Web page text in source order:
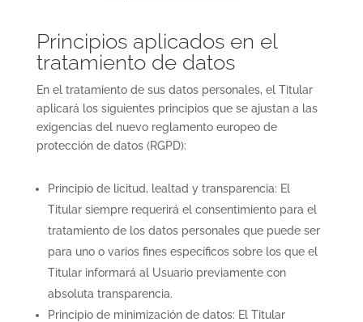
Principios aplicados en el
tratamiento de datos
En el tratamiento de sus datos personales, el Titular
aplicará los siguientes principios que se ajustan a las
exigencias del nuevo reglamento europeo de
protección de datos (RGPD):
Principio de licitud, lealtad y transparencia: El
Titular siempre requerirá el consentimiento para el
tratamiento de los datos personales que puede ser
para uno o varios fines específicos sobre los que el
Titular informará al Usuario previamente con
absoluta transparencia.
Principio de minimización de datos: El Titular